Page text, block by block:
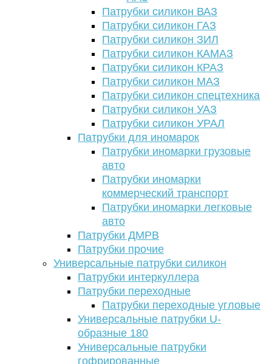
Патрубки силикон ВАЗ
Патрубки силикон ГАЗ
Патрубки силикон ЗИЛ
Патрубки силикон КАМАЗ
Патрубки силикон КРАЗ
Патрубки силикон МАЗ
Патрубки силикон спецтехника
Патрубки силикон УАЗ
Патрубки силикон УРАЛ
Патрубки для иномарок
Патрубки иномарки грузовые
авто
Патрубки иномарки
коммерческий транспорт
Патрубки иномарки легковые
авто
Патрубки ДМРВ
Патрубки прочие
Универсальные патрубки силикон
Патрубки интеркуллера
Патрубки переходные
Патрубки переходные угловые
Универсальные патрубки U-
образные 180
Универсальные патрубки
гофрированные